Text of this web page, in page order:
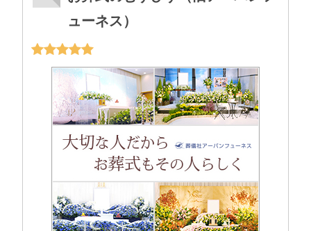
ューネス）